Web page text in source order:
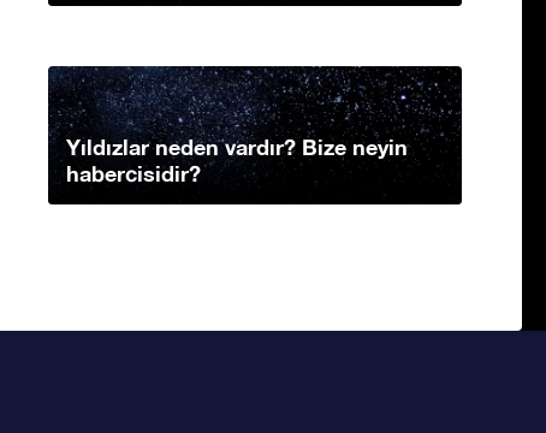
Yıldızlar neden vardır? Bize neyin
habercisidir?